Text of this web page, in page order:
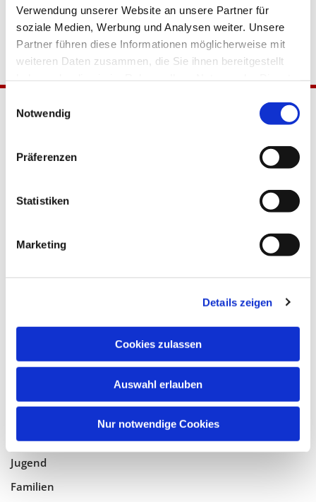
Verwendung unserer Website an unsere Partner für
soziale Medien, Werbung und Analysen weiter. Unsere
Partner führen diese Informationen möglicherweise mit
weiteren Daten zusammen, die Sie ihnen bereitgestellt
Notwendig
Präferenzen
Statistiken
Marketing
Details zeigen
Cookies zulassen
Auswahl erlauben
Nur notwendige Cookies
Tempelhof-Buckow
Gottesdienste
Taufe, Kommunion & Trauung
Pfarreileben
Jugend
Familien